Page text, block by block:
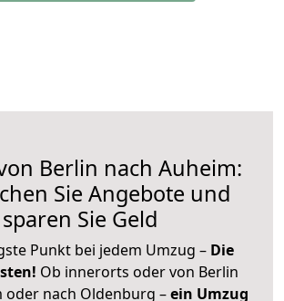
Berlin nach Auheim:
Sie Angebote und
sparen Sie Geld
Punkt bei jedem Umzug – Die
Ob innerorts oder von Berlin
oder nach Oldenburg –ein Umzug